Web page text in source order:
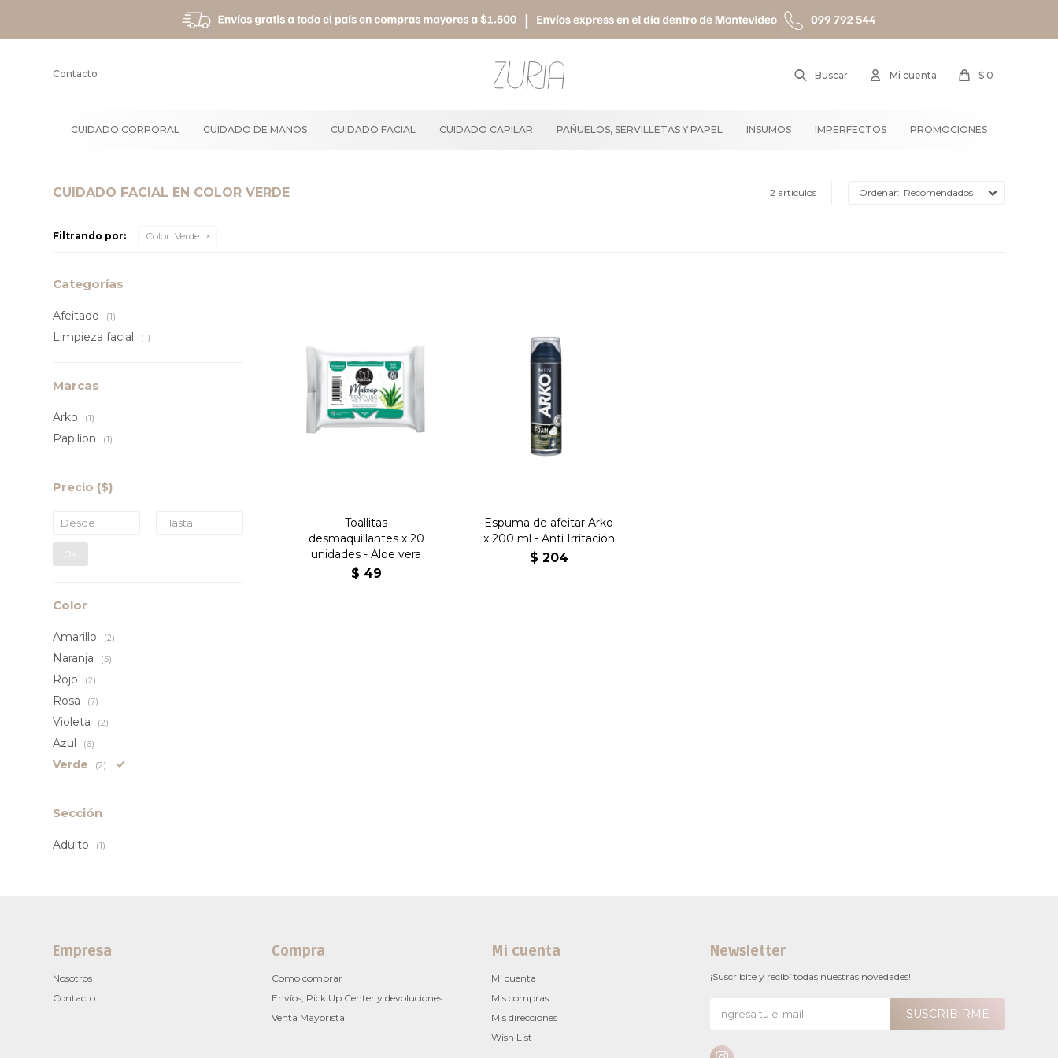
CUIDADO CORPORAL CUIDADO DE MANOS CUIDADO FACIAL CUIDADO CAPILAR PAÑUELOS, SERVILLETAS Y PAPEL INSUMOS IMPERFECTOS PROMOCIONES
$ 0
Contacto
CUIDADO FACIAL EN COLOR VERDE 2 artículos Recomendados
Filtrando por: Color: Verde
Toallitas
desmaquillantes x 20
unidades - Aloe vera
$ 49
Espuma de afeitar Arko
x 200 ml - Anti Irritación
$ 204
Categorías
Afeitado (1)
Limpieza facial (1)
Marcas
Arko (1)
Papilion (1)
Precio ($)
OK
Color
Amarillo (2)
Naranja (5)
Rojo (2)
Rosa (7)
Violeta (2)
Azul (6)
Verde (2)
Sección
Adulto (1)
Empresa
Nosotros
Contacto
Compra
Como comprar
Envíos, Pick Up Center y devoluciones
Venta Mayorista
Mi cuenta
Mi cuenta
Mis compras
Mis direcciones
Wish List
Newsletter
¡Suscribite y recibí todas nuestras novedades!
SUSCRIBIRME